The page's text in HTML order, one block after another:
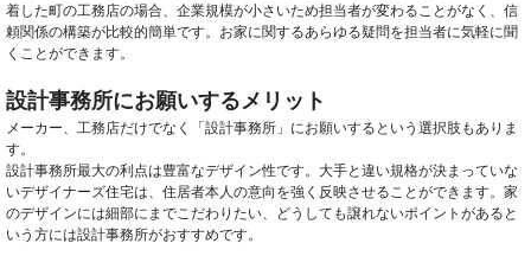
着した町の工務店の場合、企業規模が小さいため担当者が変わることがなく、信
頼関係の構築が比較的簡単です。お家に関するあらゆる疑問を担当者に気軽に聞
くことができます。
設計事務所にお願いするメリット
メーカー、工務店だけでなく「設計事務所」にお願いするという選択肢もありま
す。
設計事務所最大の利点は豊富なデザイン性です。大手と違い規格が決まっていな
いデザイナーズ住宅は、住居者本人の意向を強く反映させることができます。家
のデザインには細部にまでこだわりたい、どうしても譲れないポイントがあると
いう方には設計事務所がおすすめです。